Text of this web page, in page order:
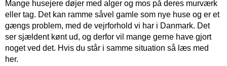
Mange husejere døjer med alger og mos på deres murværk
eller tag. Det kan ramme såvel gamle som nye huse og er et
gængs problem, med de vejrforhold vi har i Danmark. Det
ser sjældent kønt ud, og derfor vil mange gerne have gjort
noget ved det. Hvis du står i samme situation så læs med
her.